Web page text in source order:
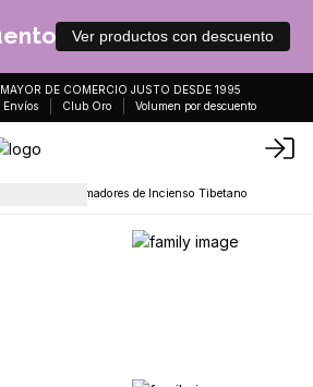
Ver productos con descuento
DE COMERCIO JUSTO DESDE 1995
Envíos Club Oro Volumen por descuento
Quemadores de Incienso Tibetano